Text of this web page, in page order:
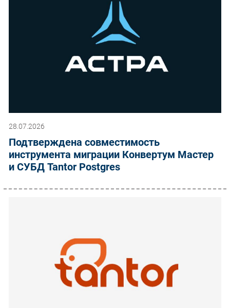
28.07.2026
Подтверждена совместимость
инструмента миграции Конвертум Мастер
и СУБД Tantor Postgres